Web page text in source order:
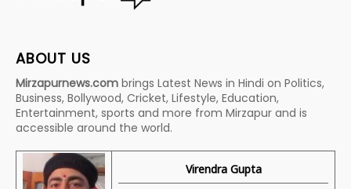
ABOUT US
Mirzapurnews.com brings Latest News in Hindi on Politics,
Business, Bollywood, Cricket, Lifestyle, Education,
Entertainment, sports and more from Mirzapur and is
accessible around the world.
Virendra Gupta